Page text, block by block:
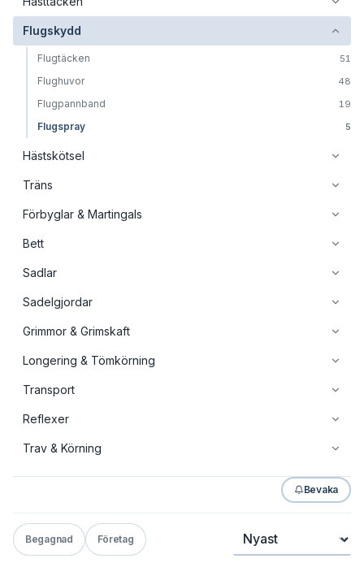
Flugskydd
Flugtäcken 51
Flughuvor 48
Flugpannband 19
Flugspray 5
Hästskötsel
Träns
Förbyglar & Martingals
Bett
Sadlar
Sadelgjordar
Grimmor & Grimskaft
Longering & Tömkörning
Transport
Reflexer
Trav & Körning
Bevaka
Begagnad Företag
Sortera